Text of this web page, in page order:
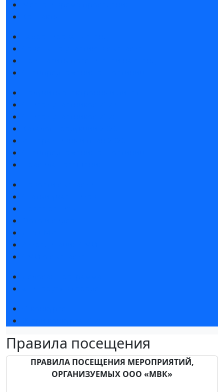
Правила посещения
ПРАВИЛА ПОСЕЩЕНИЯ МЕРОПРИЯТИЙ,
ОРГАНИЗУЕМЫХ ООО «МВК»